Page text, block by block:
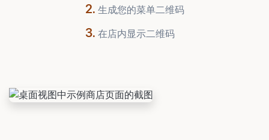
2. 生成您的菜单二维码
3. 在店内显示二维码